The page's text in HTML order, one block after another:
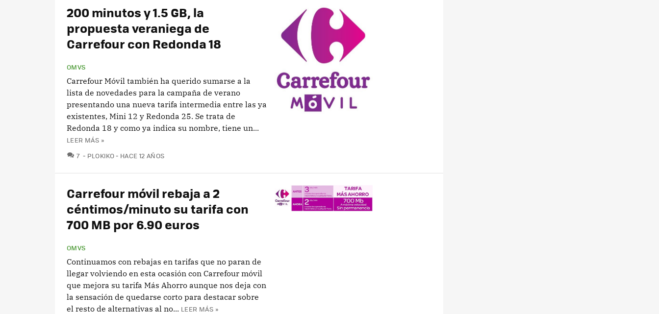
200 minutos y 1.5 GB, la
propuesta veraniega de
Carrefour con Redonda 18
OMVS
Carrefour Móvil también ha querido sumarse a la
lista de novedades para la campaña de verano
presentando una nueva tarifa intermedia entre las ya
existentes, Mini 12 y Redonda 25. Se trata de
Redonda 18 y como ya indica su nombre, tiene un...
LEER MÁS »
7 COMENTARIOS
PLOKIKO HACE 12 AÑOS
Carrefour móvil rebaja a 2
céntimos/minuto su tarifa con
700 MB por 6.90 euros
OMVS
Continuamos con rebajas en tarifas que no paran de
llegar volviendo en esta ocasión con Carrefour móvil
que mejora su tarifa Más Ahorro aunque nos deja con
la sensación de quedarse corto para destacar sobre
el resto de alternativas al no... LEER MÁS »